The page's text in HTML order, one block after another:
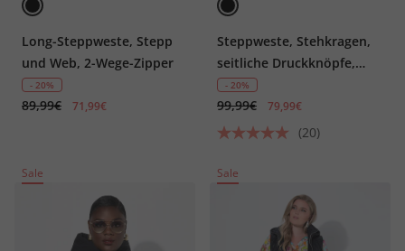
Long-Steppweste, Stepp
und Web, 2-Wege-Zipper
- 20%
89,99€ 71,99€
Steppweste, Stehkragen,
seitliche Druckknöpfe,
Cup-Ärmel
- 20%
99,99€ 79,99€
(20)
Sale Sale